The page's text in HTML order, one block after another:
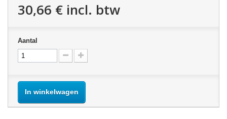
30,66 € incl. btw
Aantal
In winkelwagen